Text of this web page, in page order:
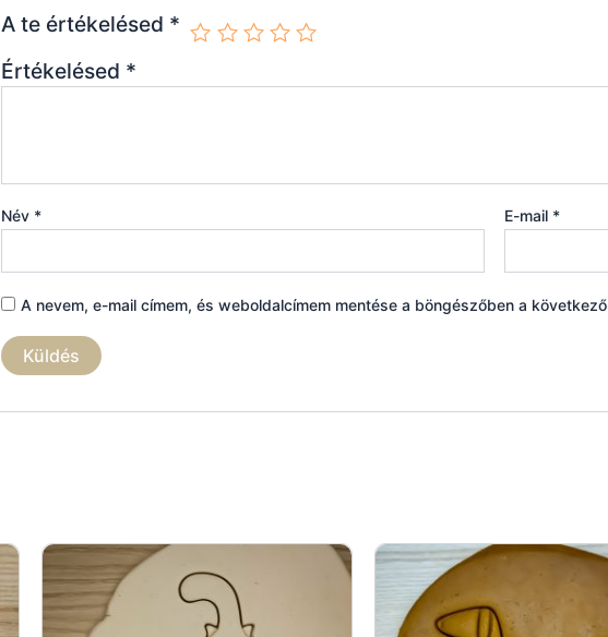
A te értékelésed *
Értékelésed *
Név * E-mail *
A nevem, e-mail címem, és weboldalcímem mentése a böngészőben a